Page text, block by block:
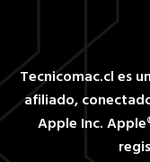
Tecnicomac.cl es
afiliado,
Apple Inc.